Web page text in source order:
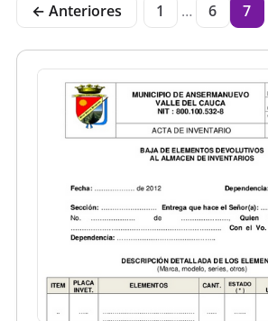
← Anteriores 1 … 6 7